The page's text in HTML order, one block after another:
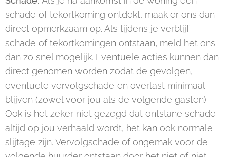
schade of tekortkoming ontdekt, maak er ons dan
direct opmerkzaam op. Als tijdens je verblijf
schade of tekortkomingen ontstaan, meld het ons
dan zo snel mogelijk. Eventuele acties kunnen dan
direct genomen worden zodat de gevolgen,
eventuele vervolgschade en overlast minimaal
blijven (zowel voor jou als de volgende gasten).
Ook is het zeker niet gezegd dat ontstane schade
altijd op jou verhaald wordt, het kan ook normale
slijtage zijn. Vervolgschade of ongemak voor de